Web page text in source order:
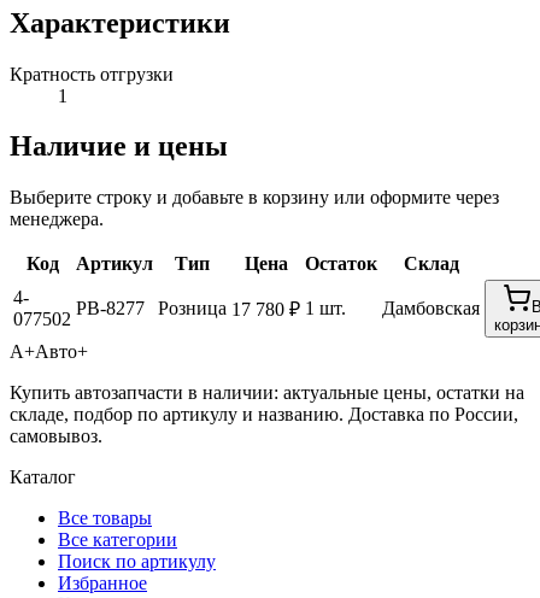
Характеристики
Кратность отгрузки
1
Наличие и цены
Выберите строку и добавьте в корзину или оформите через
менеджера.
Код Артикул Тип Цена Остаток
Склад
4-
077502
PB-8277 Розница 17 780 ₽ 1 шт. Дамбовская
А+Авто+
Купить автозапчасти в наличии: актуальные цены, остатки на
складе, подбор по артикулу и названию. Доставка по России,
самовывоз.
Каталог
Все товары
Все категории
Поиск по артикулу
Избранное